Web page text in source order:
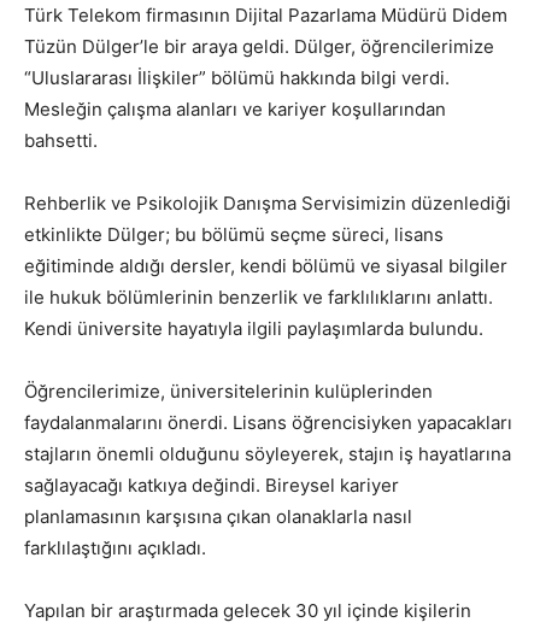
Türk Telekom firmasının Dijital Pazarlama Müdürü Didem
Tüzün Dülger’le bir araya geldi. Dülger, öğrencilerimize
“Uluslararası İlişkiler” bölümü hakkında bilgi verdi.
Mesleğin çalışma alanları ve kariyer koşullarından
bahsetti.
Rehberlik ve Psikolojik Danışma Servisimizin düzenlediği
etkinlikte Dülger; bu bölümü seçme süreci, lisans
eğitiminde aldığı dersler, kendi bölümü ve siyasal bilgiler
ile hukuk bölümlerinin benzerlik ve farklılıklarını anlattı.
Kendi üniversite hayatıyla ilgili paylaşımlarda bulundu.
Öğrencilerimize, üniversitelerinin kulüplerinden
faydalanmalarını önerdi. Lisans öğrencisiyken yapacakları
stajların önemli olduğunu söyleyerek, stajın iş hayatlarına
sağlayacağı katkıya değindi. Bireysel kariyer
planlamasının karşısına çıkan olanaklarla nasıl
farklılaştığını açıkladı.
Yapılan bir araştırmada gelecek 30 yıl içinde kişilerin